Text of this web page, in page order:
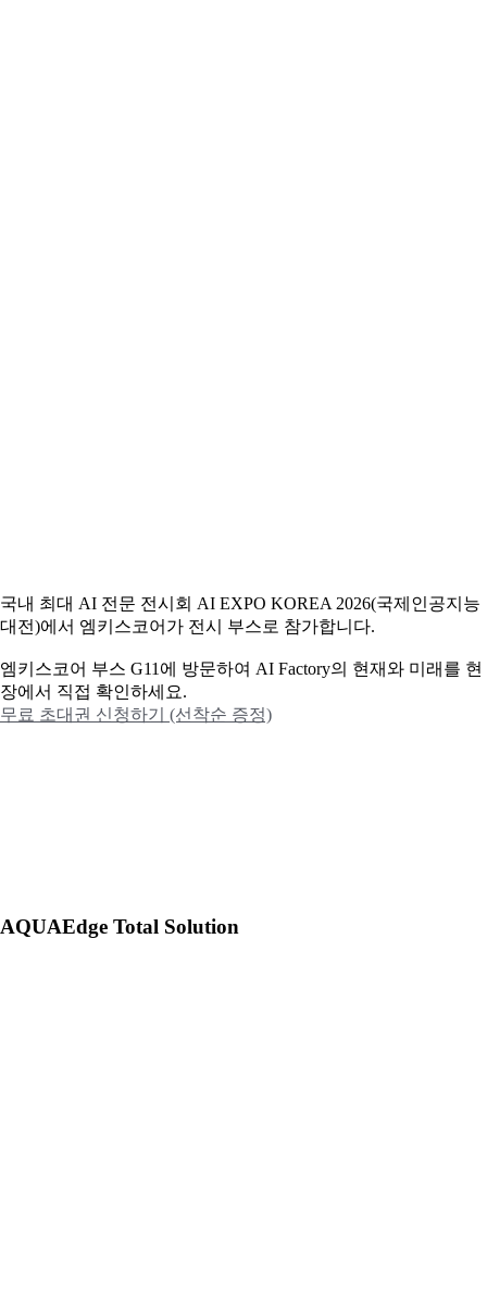
국내 최대 AI 전문 전시회 AI EXPO KOREA 2026(국제인공지능
대전)에서 엠키스코어가 전시 부스로 참가합니다.
엠키스코어 부스 G11에 방문하여 AI Factory의 현재와 미래를 현
장에서 직접 확인하세요.
무료 초대권 신청하기 (선착순 증정)
AQUAEdge Total Solution